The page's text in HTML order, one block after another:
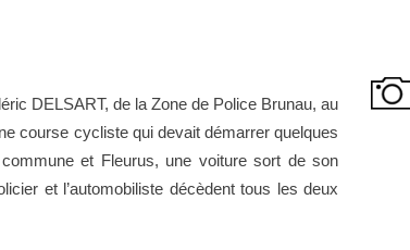
DELSART, de la Zone de Police Brunau, au
course cycliste qui devait démarrer quelques
et Fleurus, une voiture sort de son
et l’automobiliste décèdent tous les deux